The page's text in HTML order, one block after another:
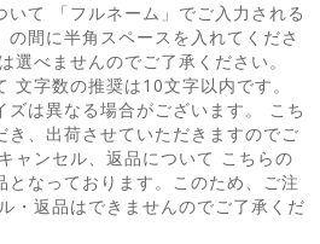
いて
「フルネーム」でご入力される
間に半角スペースを入れてくださ
選べませんのでご了承ください。
文字数の推奨は10文字以内です。
は異なる場合がございます。
こち
き、出荷させていただきますのでご
ャンセル、返品について こちらの
なっております。このため、ご注
・返品はできませんのでご了承くだ